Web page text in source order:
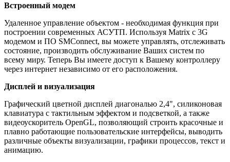
Встроенный модем
Удаленное управление объектом - необходимая функция при
построении современных АСУТП. Используя Matrix с 3G
модемом и ПО SMConnect, вы можете управлять, отслеживать
состояние, производить обслуживание Ваших систем по
всему миру. Теперь Вы имеете доступ к Вашему контроллеру
через интернет независимо от его расположения.
Дисплей и визуализация
Графический цветной дисплей диагональю 2,4", силиконовая
клавиатура с тактильным эффектом и подсветкой, а также
видеоускоритель OpenGL, позволяющий строить красочные и
плавно работающие пользовательские интерфейсы, выводить
различные объекты визуализации, графики процессов, текст и
анимацию.